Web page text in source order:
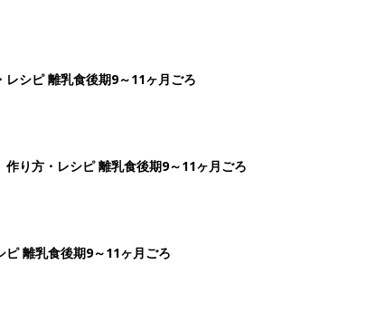
シピ 離乳食後期9～11ヶ月ごろ
り方・レシピ 離乳食後期9～11ヶ月ごろ
離乳食後期9～11ヶ月ごろ